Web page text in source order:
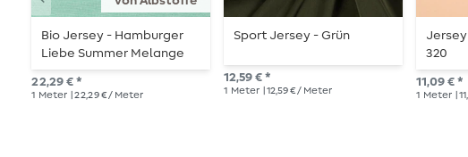
Bio Jersey - Hamburger
Liebe Summer Melange
Grün
22,29 € *
1 Meter | 22,29 € / Meter
Sport Jersey - Grün
12,59 € *
1 Meter | 12,59 € / Meter
320
11,09 € *
1 Meter |